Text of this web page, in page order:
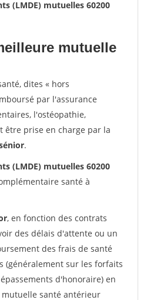
(LMDE) mutuelles 60200
mutuelle
dites « hors
par l'assurance
l'ostéopathie,
être prise en charge par la
.
(LMDE) mutuelles 60200
santé à
, en fonction des contrats
des délais d'attente ou un
des frais de santé
(généralement sur les forfaits
d'honoraire) en
santé antérieur